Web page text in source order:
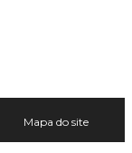
Mapa do site